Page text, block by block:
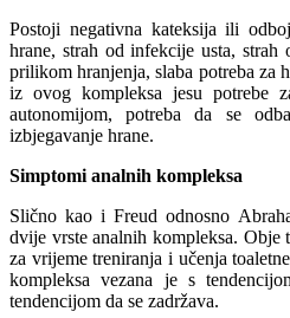
Postoji negativna kateksija ili
hrane, strah od infekcije usta,
prilikom hranjenja, slaba potreba za
iz ovog kompleksa jesu potrebe
autonomijom, potreba da se
izbjegavanje hrane.
Simptomi analnih kompleksa
Slično kao i Freud odnosno
dvije vrste analnih kompleksa. Obje
za vrijeme treniranja i učenja
kompleksa vezana je s
tendencijom da se zadržava.